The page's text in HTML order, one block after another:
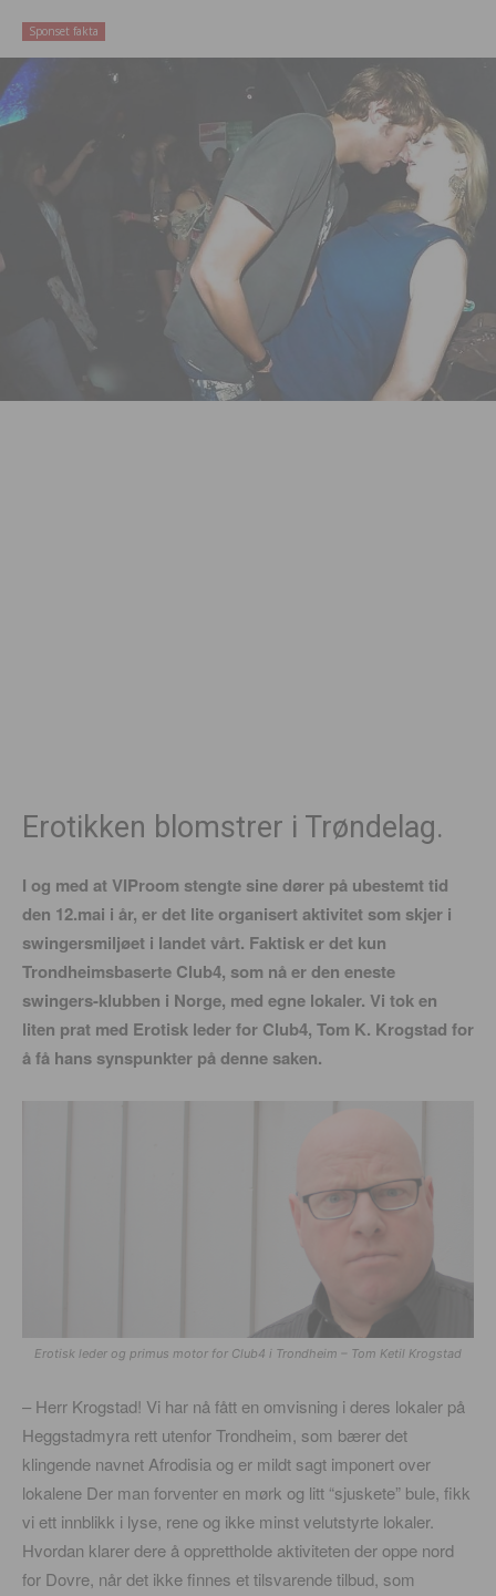
Sponset fakta
Erotikken blomstrer i Trøndelag.
I og med at VIProom stengte sine dører på ubestemt tid
den 12.mai i år, er det lite organisert aktivitet som skjer i
swingersmiljøet i landet vårt. Faktisk er det kun
Trondheimsbaserte Club4, som nå er den eneste
swingers-klubben i Norge, med egne lokaler. Vi tok en
liten prat med Erotisk leder for Club4, Tom K. Krogstad for
å få hans synspunkter på denne saken.
Erotisk leder og primus motor for Club4 i Trondheim – Tom Ketil Krogstad
– Herr Krogstad! Vi har nå fått en omvisning i deres lokaler på
Heggstadmyra rett utenfor Trondheim, som bærer det
klingende navnet Afrodisia og er mildt sagt imponert over
lokalene Der man forventer en mørk og litt “sjuskete” bule, fikk
vi ett innblikk i lyse, rene og ikke minst velutstyrte lokaler.
Hvordan klarer dere å opprettholde aktiviteten der oppe nord
for Dovre, når det ikke finnes et tilsvarende tilbud, som